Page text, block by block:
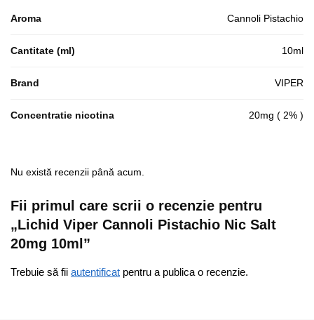
Aroma Cannoli Pistachio
Cantitate (ml) 10ml
Brand VIPER
Concentratie nicotina 20mg ( 2% )
Nu există recenzii până acum.
Fii primul care scrii o recenzie pentru
„Lichid Viper Cannoli Pistachio Nic Salt
20mg 10ml”
Trebuie să fii autentificat pentru a publica o recenzie.